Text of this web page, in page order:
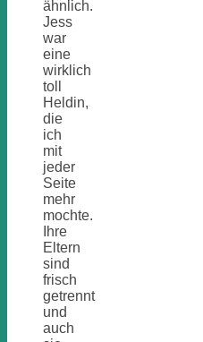
ähnlich.
Jess
war
eine
wirklich
toll
Heldin,
die
ich
mit
jeder
Seite
mehr
mochte.
Ihre
Eltern
sind
frisch
getrennt
und
auch